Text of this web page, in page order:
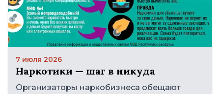
7 июля 2026
Наркотики — шаг в никуда
Организаторы наркобизнеса обещают